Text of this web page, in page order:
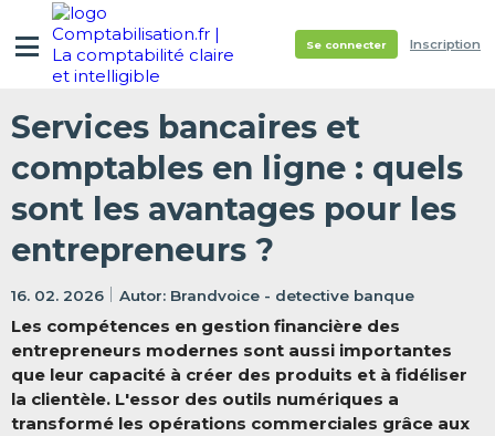
Se connecter Inscription
Services bancaires et
comptables en ligne : quels
sont les avantages pour les
entrepreneurs ?
16. 02. 2026 Brandvoice - detective banque
Les compétences en gestion financière des
entrepreneurs modernes sont aussi importantes
que leur capacité à créer des produits et à fidéliser
la clientèle. L'essor des outils numériques a
transformé les opérations commerciales grâce aux